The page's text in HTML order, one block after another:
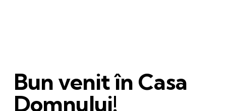
Bun venit în Casa
Domnului!